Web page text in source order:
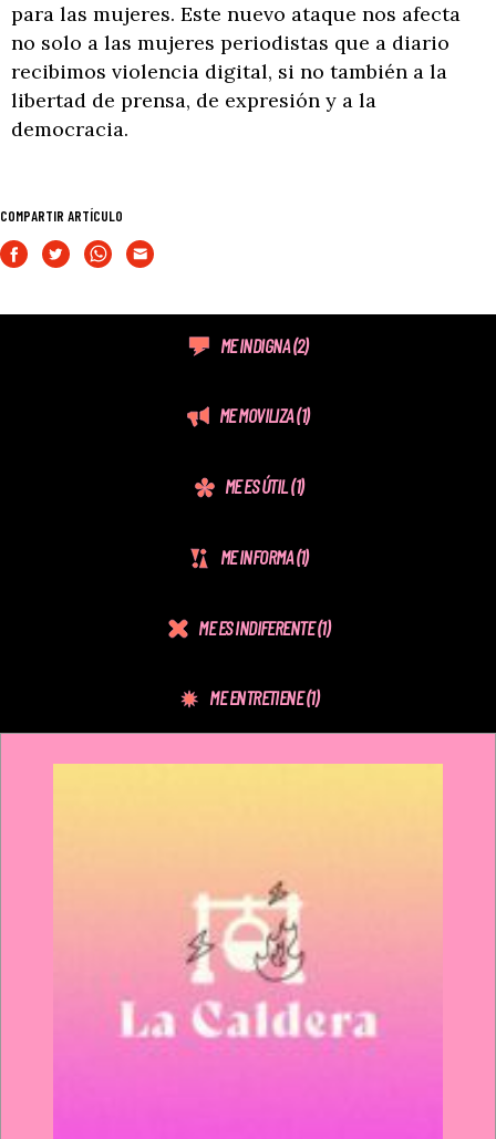
para las mujeres. Este nuevo ataque nos afecta
no solo a las mujeres periodistas que a diario
recibimos violencia digital, si no también a la
libertad de prensa, de expresión y a la
democracia.
COMPARTIR ARTÍCULO
ME INDIGNA(2)
ME MOVILIZA(1)
ME ES ÚTIL(1)
ME INFORMA(1)
ME ES INDIFERENTE(1)
ME ENTRETIENE(1)